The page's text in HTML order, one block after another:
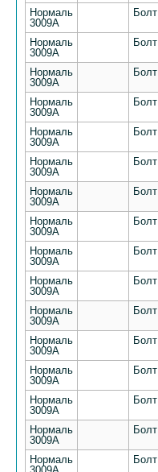
Нормаль
3009А
Болт
Нормаль
3009А
Болт
Нормаль
3009А
Болт
Нормаль
3009А
Болт
Нормаль
3009А
Болт
Нормаль
3009А
Болт
Нормаль
3009А
Болт
Нормаль
3009А
Болт
Нормаль
3009А
Болт
Нормаль
3009А
Болт
Нормаль
3009А
Болт
Нормаль
3009А
Болт
Нормаль
3009А
Болт
Нормаль
3009А
Болт
Нормаль
3009А
Болт
Нормаль
Болт